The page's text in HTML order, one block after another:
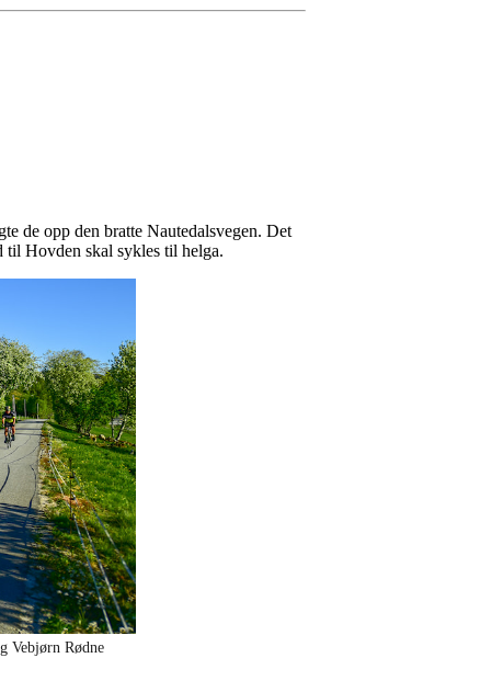
de opp den bratte Nautedalsvegen. Det
til Hovden skal sykles til helga.
Vebjørn Rødne